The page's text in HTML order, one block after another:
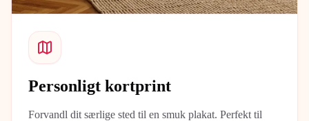
Personligt kortprint
Forvandl dit særlige sted til en smuk plakat. Perfekt til